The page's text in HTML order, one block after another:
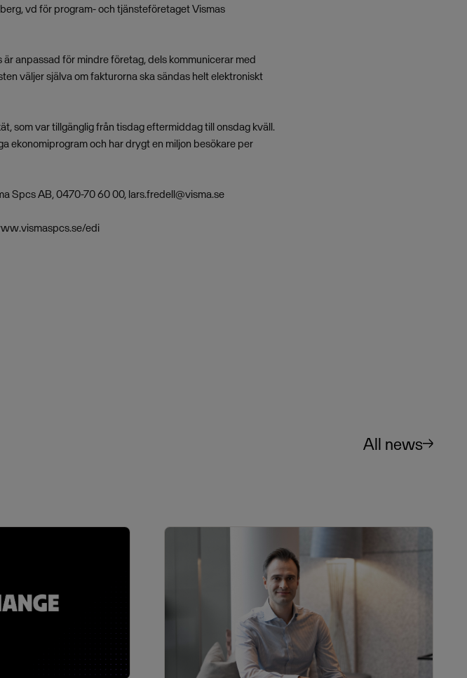
vd för program- och tjänsteföretaget Vismas
anpassad för mindre företag, dels kommunicerar med
väljer själva om fakturorna ska sändas helt elektroniskt
som var tillgänglig från tisdag eftermiddag till onsdag kväll.
ekonomiprogram och har drygt en miljon besökare per
Spcs AB, 0470-70 60 00, lars.fredell@visma.se
edi
All news